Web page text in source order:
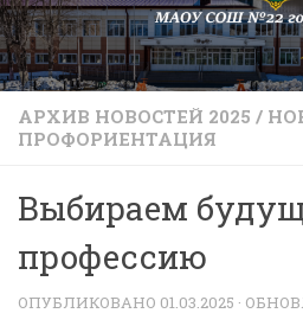
АРХИВ НОВОСТЕЙ 2025 /
ПРОФОРИЕНТАЦИЯ
Выбираем
профессию
ОПУБЛИКОВАНО 01.03.2025 ·